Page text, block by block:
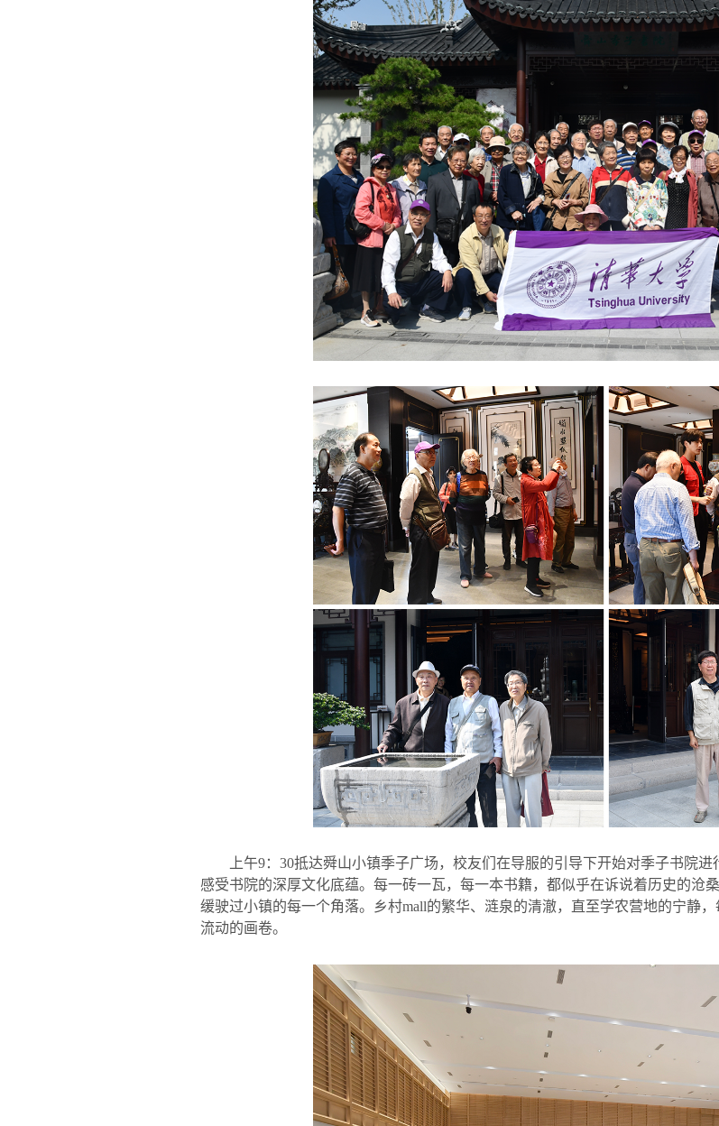
上午9： 30抵达舜山小镇季子广场，校友们在导服的引导下开始对季子书院进
感受书院的深厚文化底蕴。每一砖一瓦，每一本书籍，都似乎在诉说着历史的沧
缓驶过小镇的每一个角落。乡村mall的繁华、涟泉的清澈，直至学农营地的宁静
流动的画卷。